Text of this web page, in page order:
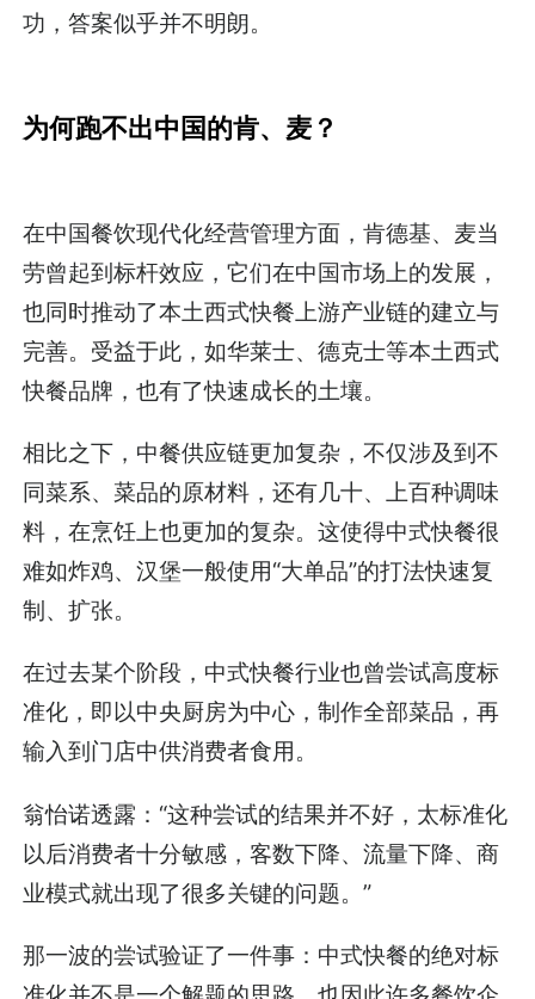
功，答案似乎并不明朗。
为何跑不出中国的肯、麦？
在中国餐饮现代化经营管理方面，肯德基、麦当
劳曾起到标杆效应，它们在中国市场上的发展，
也同时推动了本土西式快餐上游产业链的建立与
完善。受益于此，如华莱士、德克士等本土西式
快餐品牌，也有了快速成长的土壤。
相比之下，中餐供应链更加复杂，不仅涉及到不
同菜系、菜品的原材料，还有几十、上百种调味
料，在烹饪上也更加的复杂。这使得中式快餐很
难如炸鸡、汉堡一般使用“大单品”的打法快速复
制、扩张。
在过去某个阶段，中式快餐行业也曾尝试高度标
准化，即以中央厨房为中心，制作全部菜品，再
输入到门店中供消费者食用。
翁怡诺透露：“这种尝试的结果并不好，太标准化
以后消费者十分敏感，客数下降、流量下降、商
业模式就出现了很多关键的问题。”
那一波的尝试验证了一件事：中式快餐的绝对标